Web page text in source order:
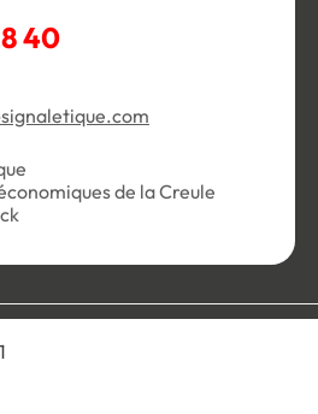
40
de la Creule